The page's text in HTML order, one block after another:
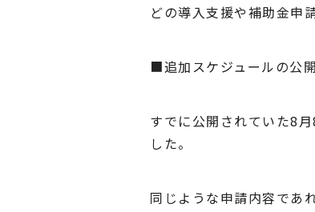
どの導入支援や補助金申
■追加スケジュールの公
すでに公開されていた8
した。
同じような申請内容であ